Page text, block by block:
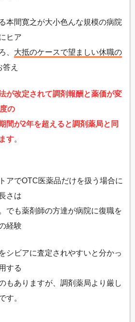
本間寛之が大小色んな規模の病院
ヒア
、 大抵のケースで望ましい休職の
答え
が改定されて調剤報酬と薬価が変
の
間が2年を超えると調剤薬局と同
す。
アでOTC医薬品だけを扱う場合に
さは
でも薬剤師の方達が病院に復職を
経験
シビアに査定されやすいと分かっ
する
もありますが、調剤薬局より厳し
す。